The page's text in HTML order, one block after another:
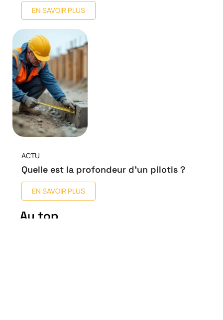
EN SAVOIR PLUS
ACTU
Quelle est la profondeur d’un pilotis ?
EN SAVOIR PLUS
Au top